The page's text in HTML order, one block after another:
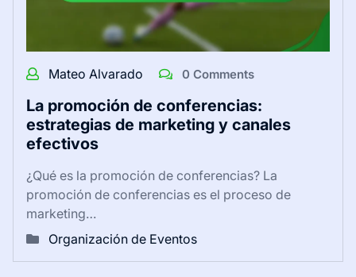
Mateo Alvarado 0 Comments
La promoción de conferencias:
estrategias de marketing y canales
efectivos
¿Qué es la promoción de conferencias? La
promoción de conferencias es el proceso de
marketing…
Organización de Eventos